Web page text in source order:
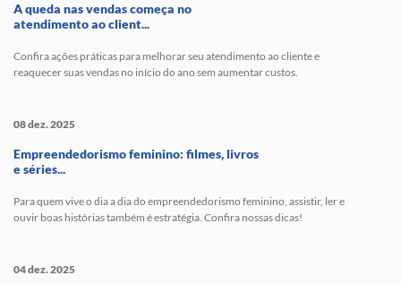
A queda nas vendas começa no
atendimento ao client...
Confira ações práticas para melhorar seu atendimento ao cliente e
reaquecer suas vendas no início do ano sem aumentar custos.
08 dez. 2025
Empreendedorismo feminino: filmes, livros
e séries...
Para quem vive o dia a dia do empreendedorismo feminino, assistir, ler e
ouvir boas histórias também é estratégia. Confira nossas dicas!
04 dez. 2025